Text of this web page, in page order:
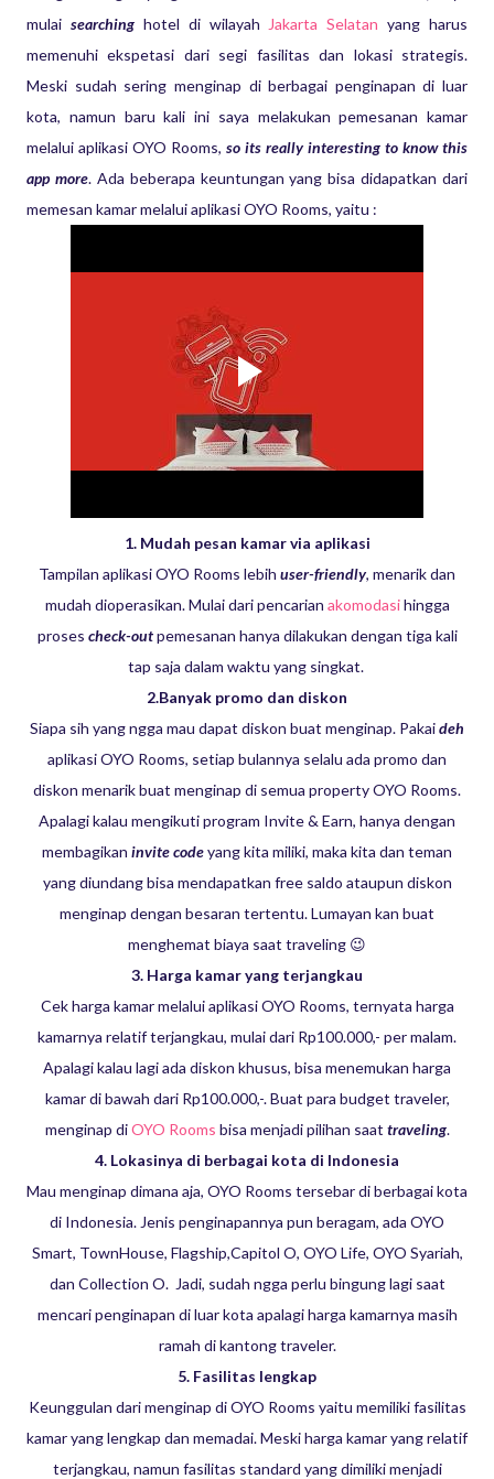
mulai searchinghotel di wilayah Jakarta Selatan yang harus
memenuhi ekspetasi dari segi fasilitas dan lokasi strategis.
Meski sudah sering menginap di berbagai penginapan di luar
kota, namun baru kali ini saya melakukan pemesanan kamar
melalui aplikasi OYO Rooms, so its really interesting to know this
app more. Ada beberapa keuntungan yang bisa didapatkan dari
memesan kamar melalui aplikasi OYO Rooms, yaitu :
1. Mudah pesan kamar via aplikasi
Tampilan aplikasi OYO Rooms lebih user-friendly, menarik dan
mudah dioperasikan. Mulai dari pencarian akomodasihingga
proses check-outpemesanan hanya dilakukan dengan tiga kali
tap saja dalam waktu yang singkat.
2.Banyak promo dan diskon
Siapa sih yang ngga mau dapat diskon buat menginap. Pakaideh
aplikasi OYO Rooms, setiap bulannya selalu ada promo dan
diskon menarik buat menginap di semua property OYO Rooms.
Apalagi kalau mengikuti program Invite & Earn, hanya dengan
membagikan invite codeyang kita miliki, maka kita dan teman
yang diundang bisa mendapatkan free saldo ataupun diskon
menginap dengan besaran tertentu. Lumayan kan buat
menghemat biaya saat traveling 😉
3. Harga kamar yang terjangkau
Cek harga kamar melalui aplikasi OYO Rooms, ternyata harga
kamarnya relatif terjangkau, mulai dari Rp100.000,- per malam.
Apalagi kalau lagi ada diskon khusus, bisa menemukan harga
kamar di bawah dari Rp100.000,-. Buat para budget traveler,
menginap diOYO Rooms bisa menjadi pilihan saat traveling.
4. Lokasinya di berbagai kota di Indonesia
Mau menginap dimana aja, OYO Rooms tersebar di berbagai kota
di Indonesia. Jenis penginapannya pun beragam, ada OYO
Smart, TownHouse, Flagship,Capitol O, OYO Life, OYO Syariah,
dan Collection O. Jadi, sudah ngga perlu bingung lagi saat
mencari penginapan di luar kota apalagi harga kamarnya masih
ramah di kantong traveler.
Fasilitas lengkap
Keunggulan dari menginap di OYO Rooms yaitu memiliki fasilitas
kamar yang lengkap dan memadai. Meski harga kamar yang relatif
terjangkau, namun fasilitas standard yang dimiliki menjadi